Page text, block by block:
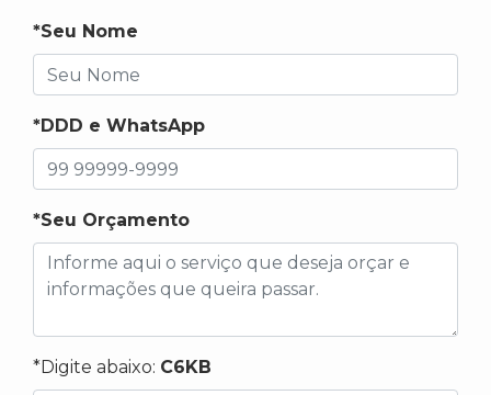
*Seu Nome
*DDD e WhatsApp
*Seu Orçamento
*Digite abaixo: C6KB